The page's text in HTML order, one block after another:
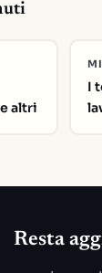
altri
I
Resta